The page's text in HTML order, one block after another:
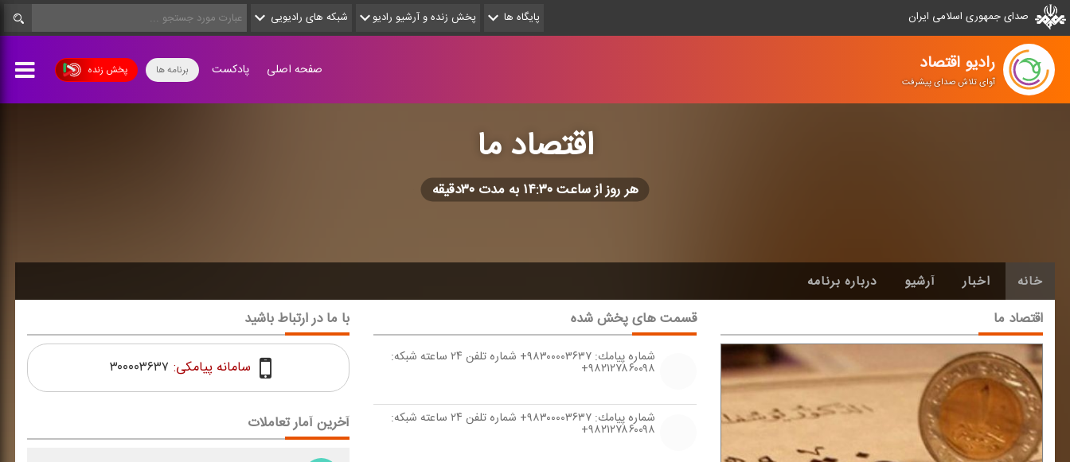
صدای جمهوری اسلامی ایران پایگاه ها پخش زنده و آرشیو رادیو شبکه های رادیویی
رادیو اقتصاد
آوای تلاش صدای پیشرفت
پخش زنده برنامه ها صفحه اصلی پادکست
اقتصاد ما
هر روز از ساعت ۱۴:۳۰ به مدت ۳۰دقیقه
خانه اخبار آرشیو درباره برنامه
اقتصاد ما قسمت های پخش شده
شماره پیامك: ۹۸۳۰۰۰۰۳۶۳۷+ شماره تلفن ۲۴ ساعته شبكه:
۹۸۲۱۲۷۸۶۰۰۹۸+
شماره پیامك: ۹۸۳۰۰۰۰۳۶۳۷+ شماره تلفن ۲۴ ساعته شبكه:
۹۸۲۱۲۷۸۶۰۰۹۸+
با ما در ارتباط باشید
سامانه پیامکی: ۳۰۰۰۰۳۶۳۷
آخرین آمار تعاملات